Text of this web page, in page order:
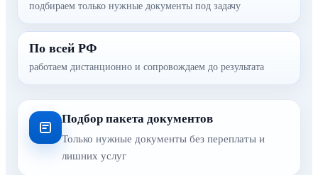
подбираем только нужные документы под задачу
По всей РФ
работаем дистанционно и сопровождаем до результата
Подбор пакета документов
Только нужные документы без переплаты и
лишних услуг